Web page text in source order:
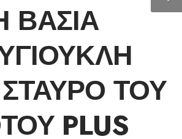
ΒΆΣΙΑ
ΤΟΥ
PLUS